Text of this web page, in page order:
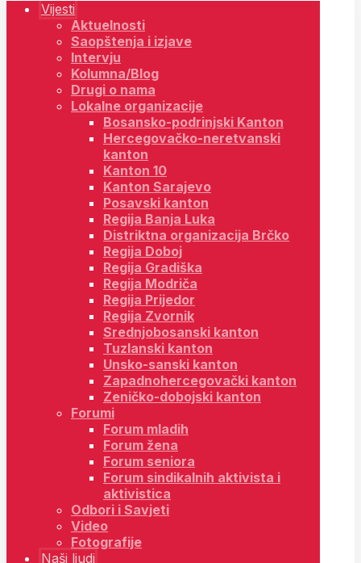
Vijesti
Aktuelnosti
Saopštenja i izjave
Intervju
Kolumna/Blog
Drugi o nama
Lokalne organizacije
Bosansko-podrinjski Kanton
Hercegovačko-neretvanski
kanton
Kanton 10
Kanton Sarajevo
Posavski kanton
Regija Banja Luka
Distriktna organizacija Brčko
Regija Doboj
Regija Gradiška
Regija Modriča
Regija Prijedor
Regija Zvornik
Srednjobosanski kanton
Tuzlanski kanton
Unsko-sanski kanton
Zapadnohercegovački kanton
Zeničko-dobojski kanton
Forumi
Forum mladih
Forum žena
Forum seniora
Forum sindikalnih aktivista i
aktivistica
Odbori i Savjeti
Video
Fotografije
Naši ljudi